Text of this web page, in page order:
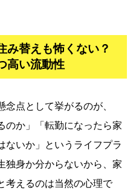
み替えも怖くない？
高い流動性
点として挙がるのが、
のか」「転勤になったら家
ないか」というライフプラ
独身か分からないから、家
考えるのは当然の心理で